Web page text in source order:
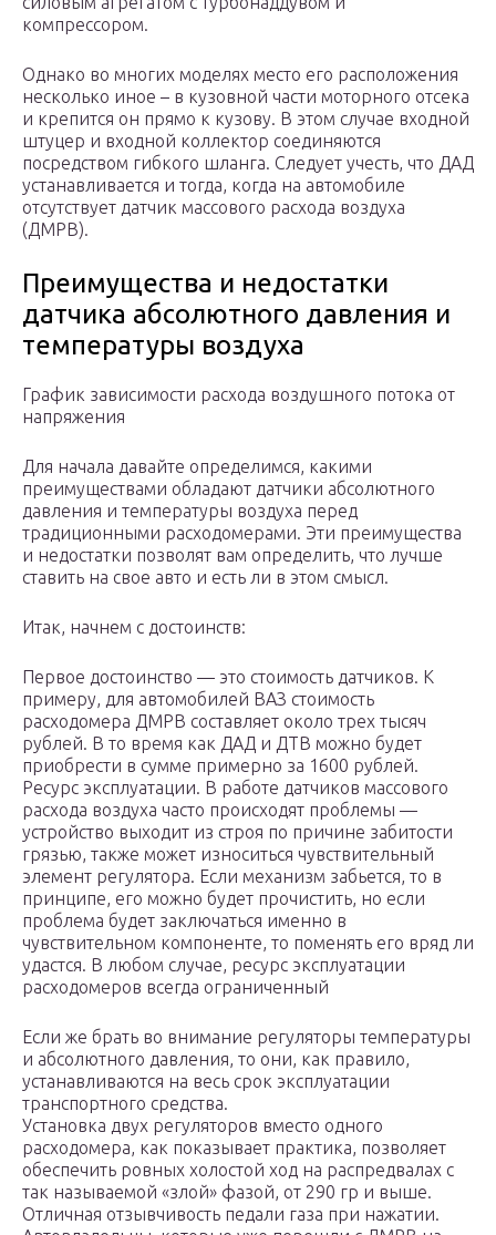
компрессором.
Однако во многих моделях место его расположения
несколько иное – в кузовной части моторного отсека
и крепится он прямо к кузову. В этом случае входной
штуцер и входной коллектор соединяются
посредством гибкого шланга. Следует учесть, что ДАД
устанавливается и тогда, когда на автомобиле
отсутствует датчик массового расхода воздуха
(ДМРВ).
Преимущества и недостатки
датчика абсолютного давления и
температуры воздуха
График зависимости расхода воздушного потока от
напряжения
Для начала давайте определимся, какими
преимуществами обладают датчики абсолютного
давления и температуры воздуха перед
традиционными расходомерами. Эти преимущества
и недостатки позволят вам определить, что лучше
ставить на свое авто и есть ли в этом смысл.
Итак, начнем с достоинств:
Первое достоинство — это стоимость датчиков. К
примеру, для автомобилей ВАЗ стоимость
расходомера ДМРВ составляет около трех тысяч
рублей. В то время как ДАД и ДТВ можно будет
приобрести в сумме примерно за 1600 рублей.
Ресурс эксплуатации. В работе датчиков массового
расхода воздуха часто происходят проблемы —
устройство выходит из строя по причине забитости
грязью, также может износиться чувствительный
элемент регулятора. Если механизм забьется, то в
принципе, его можно будет прочистить, но если
проблема будет заключаться именно в
чувствительном компоненте, то поменять его вряд ли
удастся. В любом случае, ресурс эксплуатации
расходомеров всегда ограниченный
Если же брать во внимание регуляторы температуры
и абсолютного давления, то они, как правило,
устанавливаются на весь срок эксплуатации
транспортного средства.
Установка двух регуляторов вместо одного
расходомера, как показывает практика, позволяет
обеспечить ровных холостой ход на распредвалах с
так называемой «злой» фазой, от 290 гр и выше.
Отличная отзывчивость педали газа при нажатии.